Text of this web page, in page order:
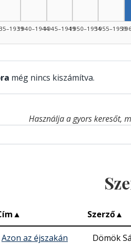
1940–19441945–19491950–19541955–1959
még nincs kiszámítva.
Használja a gyors keresőt,
▲ Szerző▲
Azon az éjszakán Dömök